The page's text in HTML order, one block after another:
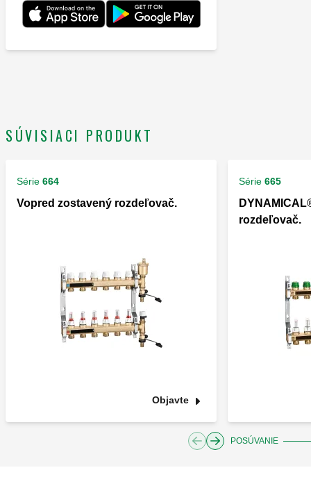
SÚVISIACI PRODUKT
Série 664
Vopred zostavený rozdeľovač.
Objavte
Série 665
rozdeľovač.
POSÚVANIE